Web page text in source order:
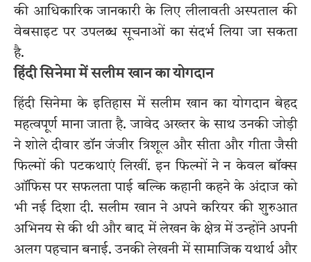
की आधिकारिक जानकारी के लिएलीलावती अस्पतालकी
वेबसाइट पर उपलब्ध सूचनाओं का संदर्भ लिया जा सकता
है.
हिंदी सिनेमा में सलीम खान का योगदान
हिंदी सिनेमा के इतिहास में सलीम खान का योगदान बेहद
महत्वपूर्ण माना जाता है. जावेद अख्तर के साथ उनकी जोड़ी
ने शोले दीवार डॉन जंजीर त्रिशूल और सीता और गीता जैसी
फिल्मों की पटकथाएं लिखीं. इन फिल्मों ने न केवल बॉक्स
ऑफिस पर सफलता पाई बल्कि कहानी कहने के अंदाज को
भी नई दिशा दी. सलीम खान ने अपने करियर की शुरुआत
अभिनय से की थी और बाद में लेखन के क्षेत्र में उन्होंने अपनी
अलग पहचान बनाई. उनकी लेखनी में सामाजिक यथार्थ और